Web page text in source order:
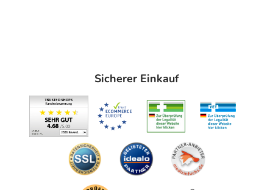
Sicherer Einkauf